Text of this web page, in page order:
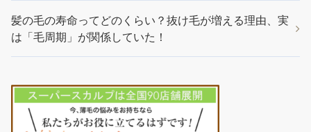
髪の毛の寿命ってどのくらい？抜け毛が増える理由、実
は「毛周期」が関係していた！